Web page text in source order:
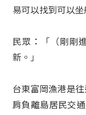
易可以找到可以坐
民眾：「（剛剛
新 。」
台東富岡漁港是
肩負離島居民交